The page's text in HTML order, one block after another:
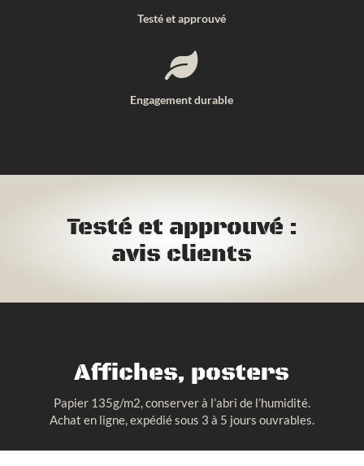
Testé et approuvé

Engagement durable
Testé et approuvé :
avis clients
Affiches, posters
Papier 135g/m2, conserver à l’abri de l’humidité.
Achat en ligne, expédié sous 3 à 5 jours ouvrables.